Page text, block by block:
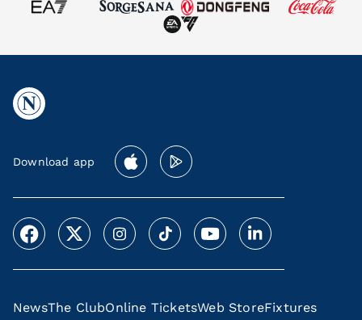
Download app
NewsThe ClubOnline TicketsWeb StoreFixtures